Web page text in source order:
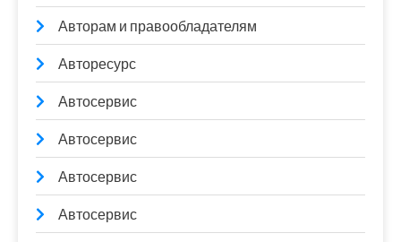
Авторам и правообладателям
Авторесурс
Автосервис
Автосервис
Автосервис
Автосервис